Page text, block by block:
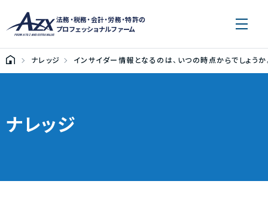
法務・税務・会計・労務・特許の
プロフェッショナルファーム
ナレッジ インサイダー情報となるのは、いつの時点からでしょ
ナレッジ